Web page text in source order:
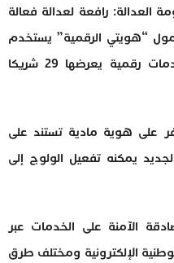
العدالة: رافعة لعدالة فعالة
“هويتي الرقمية” يستخدم
من قبل المواطنين للولوج إلى خدمات رقمية يعرضها 29 شريكا
على هوية مادية تستند على
يمكنه تفعيل الولوج إلى
الآمنة على الخدمات عبر
الإلكترونية ومختلف طرق